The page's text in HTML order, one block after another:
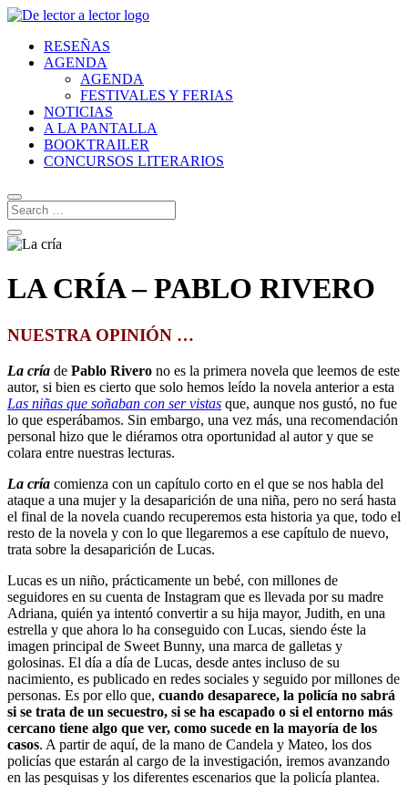
RESEÑAS
AGENDA
AGENDA
FESTIVALES Y FERIAS
NOTICIAS
A LA PANTALLA
BOOKTRAILER
CONCURSOS LITERARIOS
LA CRÍA – PABLO RIVERO
NUESTRA OPINIÓN …
La cría de Pablo Rivero no es la primera novela que leemos de este
autor, si bien es cierto que solo hemos leído la novela anterior a esta
Las niñas que soñaban con ser vistas que, aunque nos gustó, no fue
lo que esperábamos. Sin embargo, una vez más, una recomendación
personal hizo que le diéramos otra oportunidad al autor y que se
colara entre nuestras lecturas.
La cría comienza con un capítulo corto en el que se nos habla del
ataque a una mujer y la desaparición de una niña, pero no será hasta
el final de la novela cuando recuperemos esta historia ya que, todo el
resto de la novela y con lo que llegaremos a ese capítulo de nuevo,
trata sobre la desaparición de Lucas.
Lucas es un niño, prácticamente un bebé, con millones de
seguidores en su cuenta de Instagram que es llevada por su madre
Adriana, quién ya intentó convertir a su hija mayor, Judith, en una
estrella y que ahora lo ha conseguido con Lucas, siendo éste la
imagen principal de Sweet Bunny, una marca de galletas y
golosinas. El día a día de Lucas, desde antes incluso de su
nacimiento, es publicado en redes sociales y seguido por millones de
personas. Es por ello que, cuando desaparece, la policía no sabrá
si se trata de un secuestro, si se ha escapado o si el entorno más
cercano tiene algo que ver, como sucede en la mayoría de los
casos. A partir de aquí, de la mano de Candela y Mateo, los dos
policías que estarán al cargo de la investigación, iremos avanzando
en las pesquisas y los diferentes escenarios que la policía plantea.